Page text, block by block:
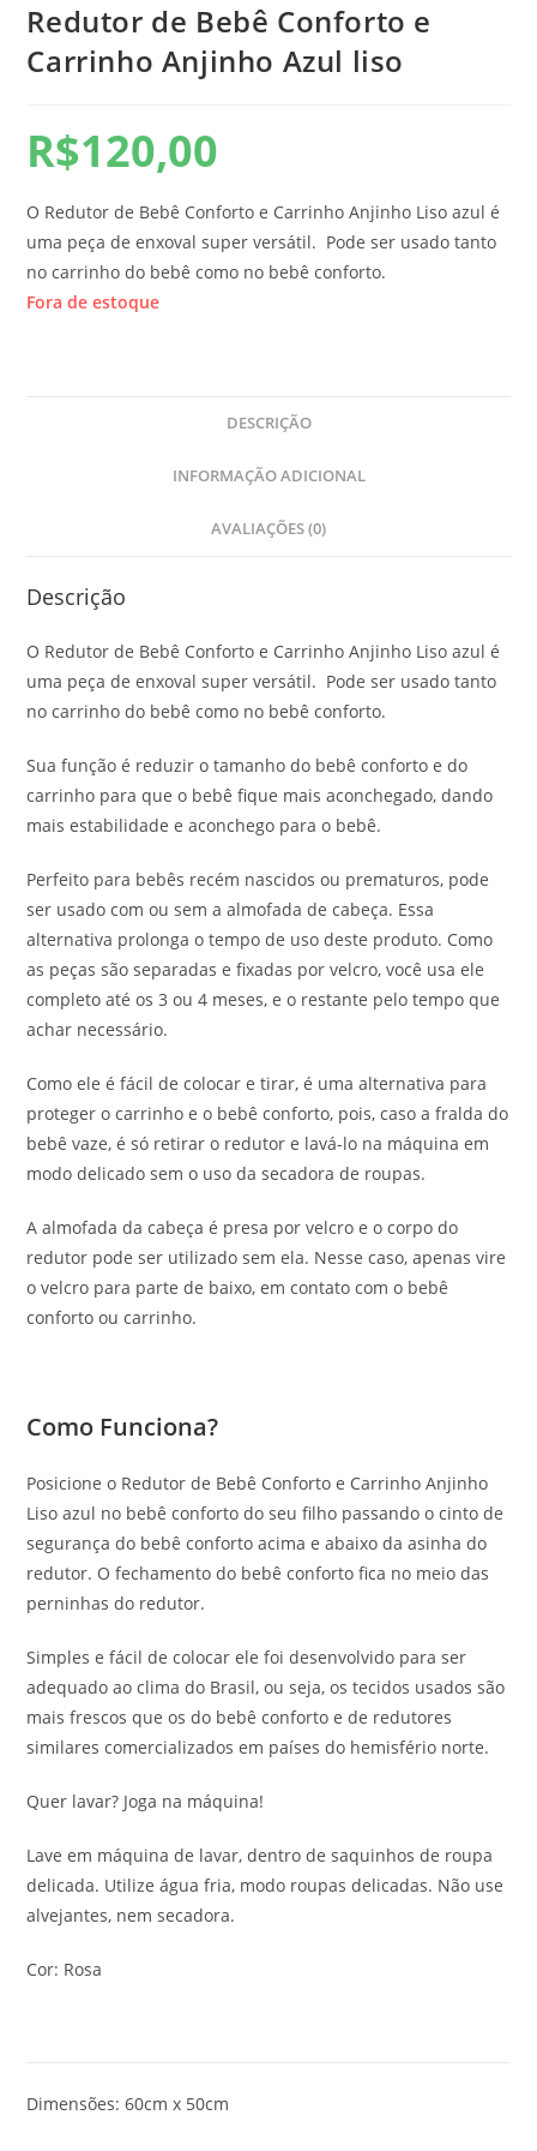
Redutor de Bebê Conforto e
Carrinho Anjinho Azul liso
R$120,00
O Redutor de Bebê Conforto e Carrinho Anjinho Liso azul é
uma peça de enxoval super versátil. Pode ser usado tanto
no carrinho do bebê como no bebê conforto.
Fora de estoque
DESCRIÇÃO
INFORMAÇÃO ADICIONAL
AVALIAÇÕES (0)
Descrição
O Redutor de Bebê Conforto e Carrinho Anjinho Liso azul é
uma peça de enxoval super versátil. Pode ser usado tanto
no carrinho do bebê como no bebê conforto.
Sua função é reduzir o tamanho do bebê conforto e do
carrinho para que o bebê fique mais aconchegado, dando
mais estabilidade e aconchego para o bebê.
Perfeito para bebês recém nascidos ou prematuros, pode
ser usado com ou sem a almofada de cabeça. Essa
alternativa prolonga o tempo de uso deste produto. Como
as peças são separadas e fixadas por velcro, você usa ele
completo até os 3 ou 4 meses, e o restante pelo tempo que
achar necessário.
Como ele é fácil de colocar e tirar, é uma alternativa para
proteger o carrinho e o bebê conforto, pois, caso a fralda do
bebê vaze, é só retirar o redutor e lavá-lo na máquina em
modo delicado sem o uso da secadora de roupas.
A almofada da cabeça é presa por velcro e o corpo do
redutor pode ser utilizado sem ela. Nesse caso, apenas vire
o velcro para parte de baixo, em contato com o bebê
conforto ou carrinho.
Como Funciona?
Posicione o Redutor de Bebê Conforto e Carrinho Anjinho
Liso azul no bebê conforto do seu filho passando o cinto de
segurança do bebê conforto acima e abaixo da asinha do
redutor. O fechamento do bebê conforto fica no meio das
perninhas do redutor.
Simples e fácil de colocar ele foi desenvolvido para ser
adequado ao clima do Brasil, ou seja, os tecidos usados são
mais frescos que os do bebê conforto e de redutores
similares comercializados em países do hemisfério norte.
Quer lavar? Joga na máquina!
Lave em máquina de lavar, dentro de saquinhos de roupa
delicada. Utilize água fria, modo roupas delicadas. Não use
alvejantes, nem secadora.
Cor: Rosa
Dimensões: 60cm x 50cm